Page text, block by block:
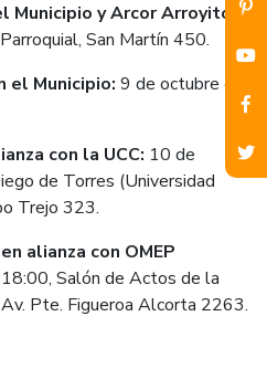
y Arcor Arroyito:
San Martín 450.
el Municipio: 9 de octubre en
con la UCC: 10 de
de Torres (Universidad
Trejo 323.
alianza con OMEP
Salón de Actos de la
Pte. Figueroa Alcorta 2263.